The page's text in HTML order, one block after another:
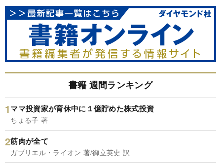
書籍 週間ランキング
ママ投資家が育休中に１億貯めた株式投資
ちょる子 著
筋肉が全て
ガブリエル・ライオン 著/御立英史 訳